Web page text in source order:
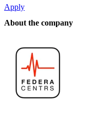
Apply
About the company